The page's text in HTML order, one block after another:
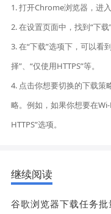
1. 打开Chrome浏览器，进入
2. 在设置页面中，找到“下载”
3. 在“下载”选项下，可以看
择”、“仅使用HTTPS”等。
4. 点击你想要切换的下载策
略。例如，如果你想要在
HTTPS”选项。
继续阅读
谷歌浏览器下载任务